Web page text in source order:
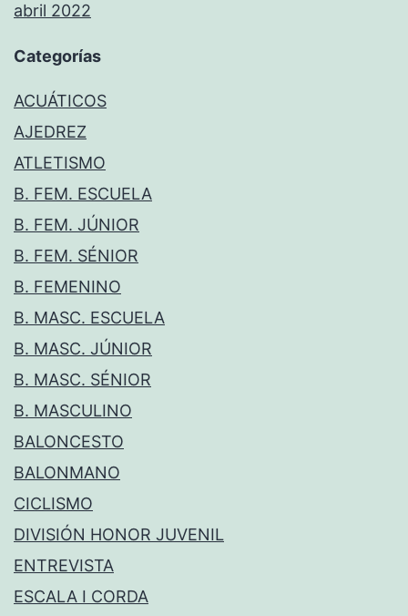
abril 2022
Categorías
ACUÁTICOS
AJEDREZ
ATLETISMO
B. FEM. ESCUELA
B. FEM. JÚNIOR
B. FEM. SÉNIOR
B. FEMENINO
B. MASC. ESCUELA
B. MASC. JÚNIOR
B. MASC. SÉNIOR
B. MASCULINO
BALONCESTO
BALONMANO
CICLISMO
DIVISIÓN HONOR JUVENIL
ENTREVISTA
ESCALA I CORDA